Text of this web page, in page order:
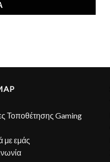
Τοποθέτησης Gaming
με εμάς